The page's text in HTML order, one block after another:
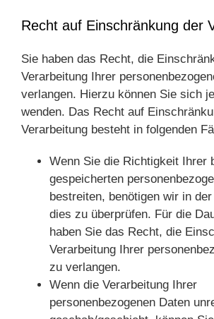
Recht auf Einschränkung der
Sie haben das Recht, die
Verarbeitung Ihrer
verlangen. Hierzu können Sie sich
wenden. Das Recht auf
Verarbeitung besteht in folgenden
Wenn Sie die Richtigkeit Ihrer
gespeicherten
bestreiten, benötigen wir in
dies zu überprüfen. Für die
haben Sie das Recht, die
Verarbeitung Ihrer
zu verlangen.
Wenn die Verarbeitung Ihrer
personenbezogenen Daten